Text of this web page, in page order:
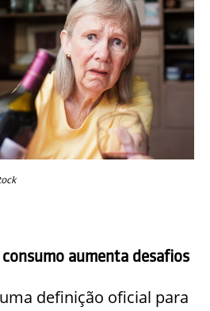
aumenta desafios
definição oficial para